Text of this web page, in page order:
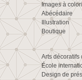
Images à
Abécédaire
Illustration
Boutique
Arts décoratifs
École
Design de